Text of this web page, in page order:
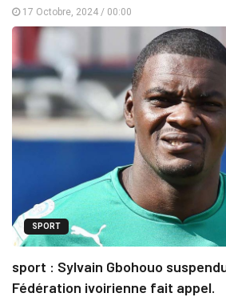
17 Octobre, 2024 / 00:00
SPORT
sport : Sylvain Gbohouo
Fédération ivoirienne fait appel.